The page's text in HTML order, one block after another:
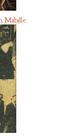
Mabille